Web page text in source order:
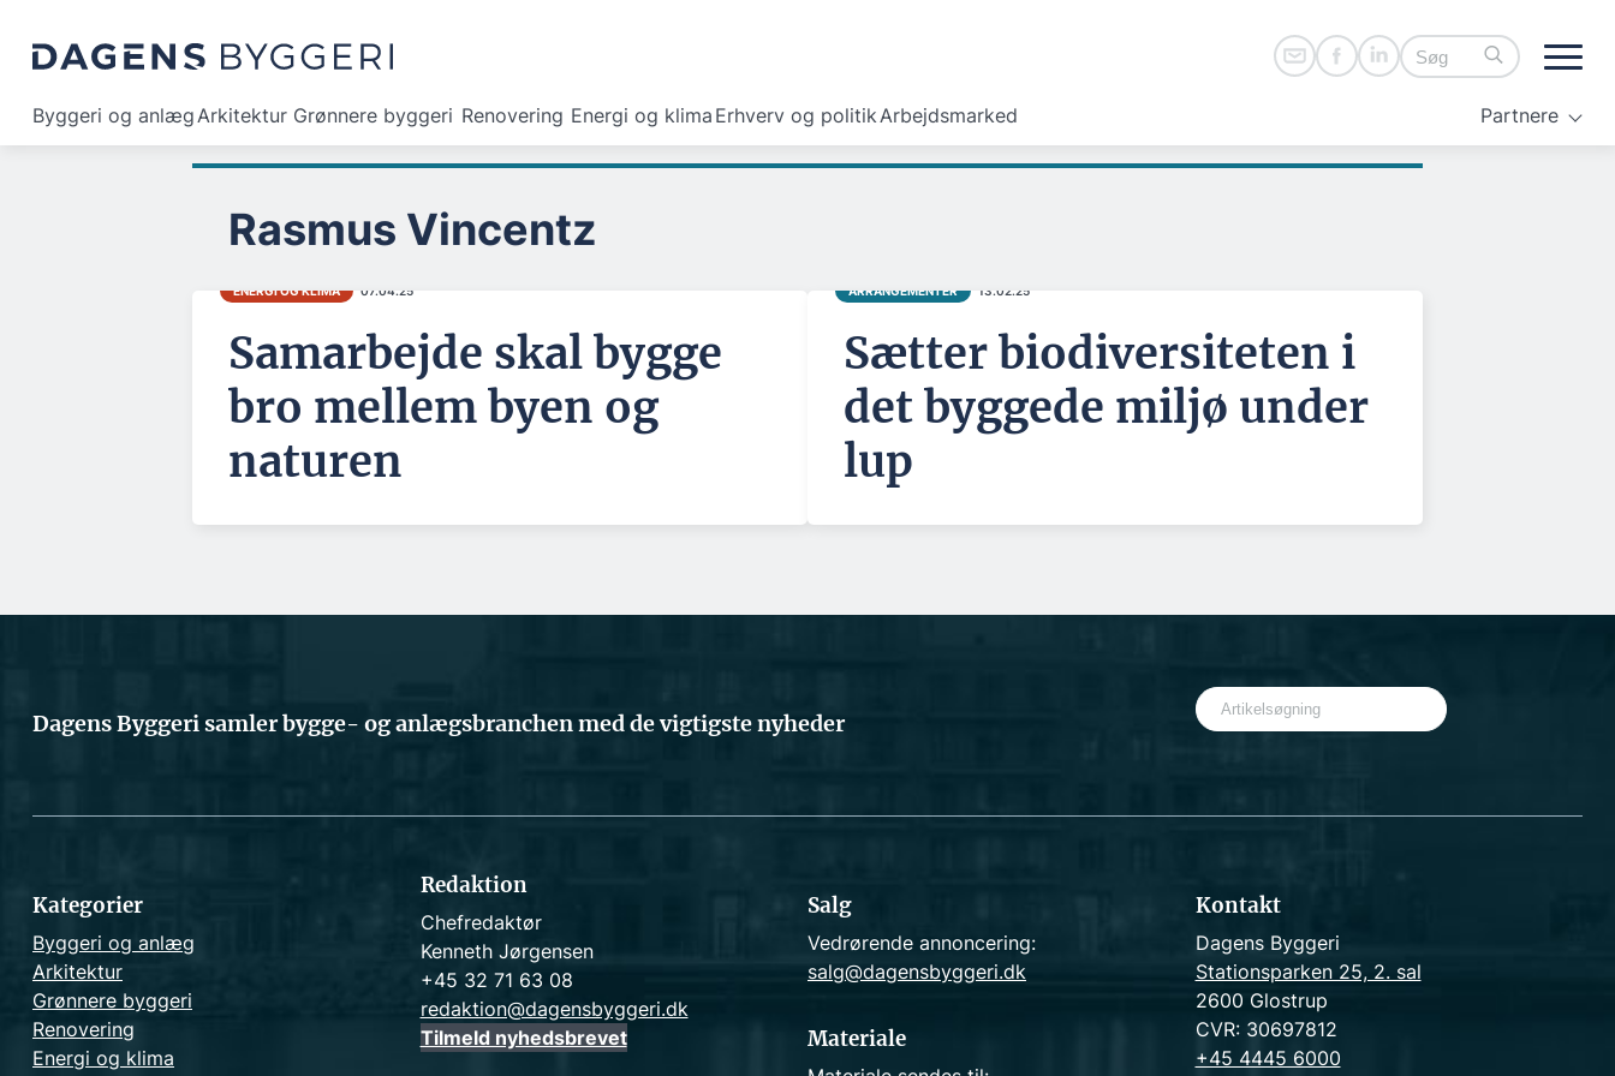
Byggeri og anlægArkitektur Grønnere byggeri Renovering Energi og klima Erhverv og politikArbejdsmarked Partnere
Rasmus Vincentz
ENERGI OG KLIMA 07.04.25
Samarbejde skal bygge
bro mellem byen og
naturen
ARRANGEMENTER 13.02.25
Sætter biodiversiteten i
det byggede miljø under
lup
Dagens Byggeri samler bygge- og anlægsbranchen med de vigtigste nyheder
S
e
c
Kategorier
Byggeri og anlæg
Arkitektur
Grønnere byggeri
Renovering
Energi og klima
Redaktion
Chefredaktør
Kenneth Jørgensen
+45 32 71 63 08
redaktion@dagensbyggeri.dk
Tilmeld nyhedsbrevet
Salg
Vedrørende annoncering:
salg@dagensbyggeri.dk
Materiale
Kontakt
Dagens Byggeri
Stationsparken 25, 2. sal
2600 Glostrup
CVR: 30697812
+45 4445 6000